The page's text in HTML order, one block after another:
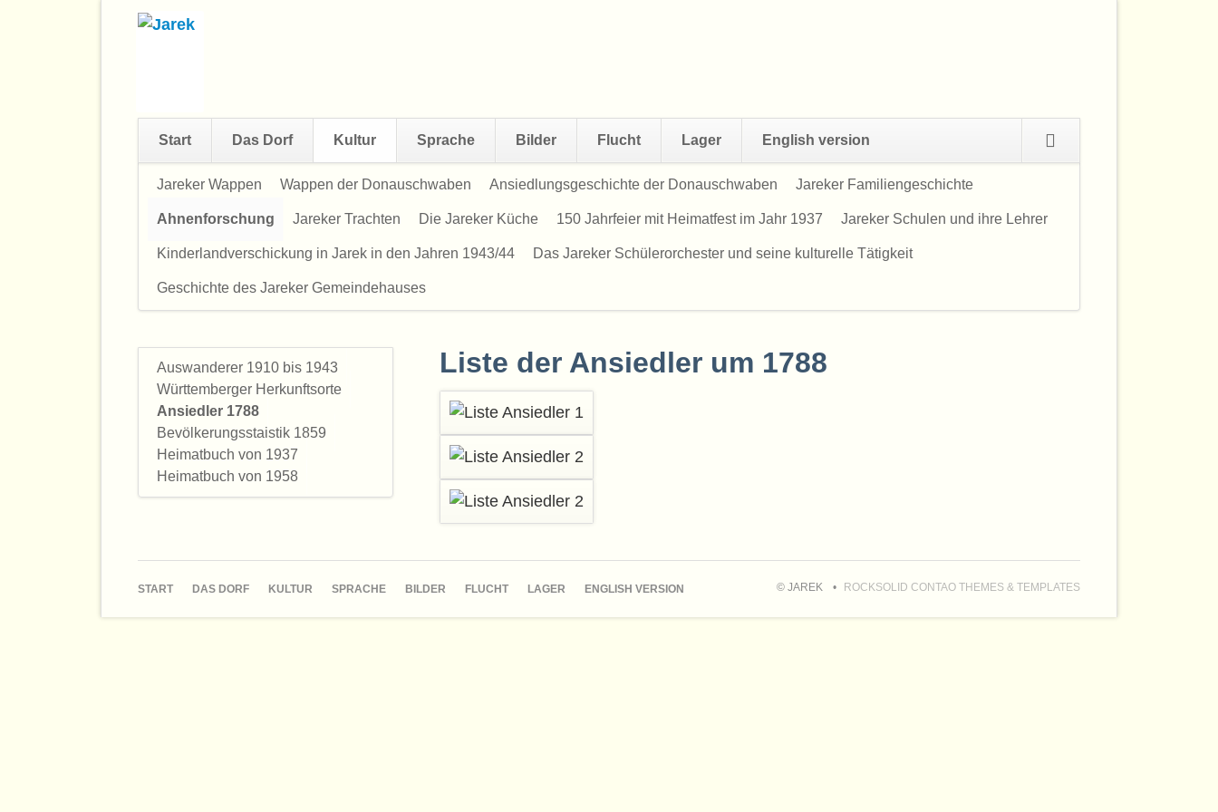
überspringen
Start Das Dorf Kultur Sprache Bilder Flucht Lager English version
überspringen
Jareker Wappen Wappen der Donauschwaben Ansiedlungsgeschichte der Donauschwaben Jareker Familiengeschichte
Ahnenforschung Jareker Trachten Die Jareker Küche 150 Jahrfeier mit Heimatfest im Jahr 1937 Jareker Schulen und ihre Lehrer
Kinderlandverschickung in Jarek in den Jahren 1943/44 Das Jareker Schülerorchester und seine kulturelle Tätigkeit
Geschichte des Jareker Gemeindehauses
Liste der Ansiedler um 1788
überspringen
Auswanderer 1910 bis 1943
Württemberger Herkunftsorte
Ansiedler 1788
Bevölkerungsstaistik 1859
Heimatbuch von 1937
Heimatbuch von 1958
NAVIGATION
START DAS DORF KULTUR SPRACHE BILDER FLUCHT LAGER ENGLISH VERSION © JAREK ROCKSOLID CONTAO THEMES & TEMPLATES